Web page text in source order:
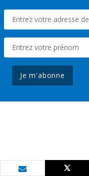
Je m'abonne